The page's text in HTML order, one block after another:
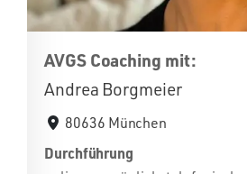
AVGS Coaching mit:
Andrea Borgmeier
80636 München
Durchführung